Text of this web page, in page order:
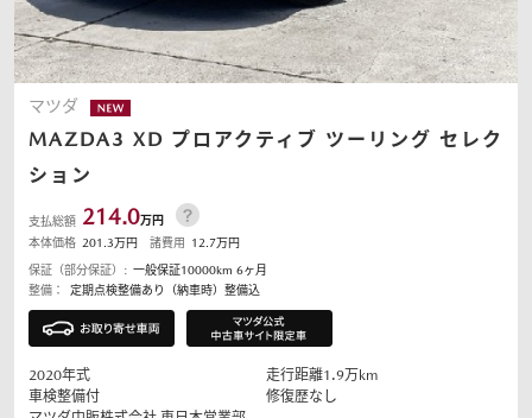
マツダ
MAZDA3 XD プロアクティブ ツーリング セレク
ション
支払総額 214.0万円
本体価格 201.3万円 諸費用 12.7万円
保証（部分保証）: 一般保証10000km 6ヶ月
整備：
定期点検整備あり（納車時）整備込
2020年式 走行距離1.9万km
車検整備付
修復歴なし